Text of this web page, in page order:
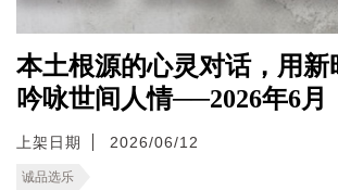
本土根源的心灵对话，用新
吟咏世间人情──2026年6月
上架日期 2026/06/12
诚品选乐